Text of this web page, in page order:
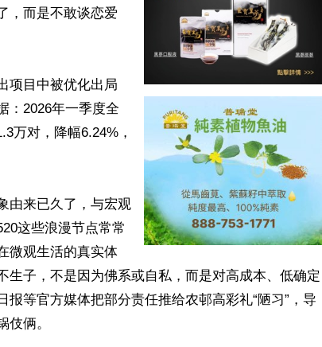
，而是不敢谈恋爱
项目中被优化出局
：2026年一季度全
万对，降幅6.24%，
由来已久了，与宏观
这些浪漫节点常常
微观生活的真实体
生子，不是因为佛系或自私，而是对高成本、低确定
等官方媒体把部分责任推给农邨高彩礼“陋习”，导
俩。